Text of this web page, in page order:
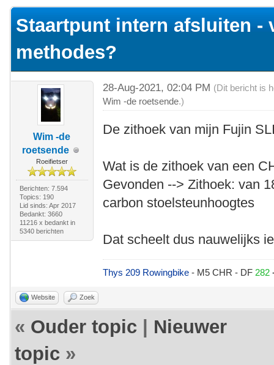
Staartpunt intern afsluiten -
methodes?
Wim -de
roetsende
Roeifietser
Berichten: 7.594
Topics: 190
Lid sinds: Apr 2017
Bedankt: 3660
11216 x bedankt in
5340 berichten
28-Aug-2021, 02:04 PM (Dit bericht is
Wim -de roetsende.)
De zithoek van mijn Fujin
Wat is de zithoek van een
Gevonden --> Zithoek: van
carbon stoelsteunhoogtes
Dat scheelt dus nauwelijks
Thys 209 Rowingbike- M5 CHR - DF 282
Website Zoek
« Ouder topic
Nieuwer
topic »